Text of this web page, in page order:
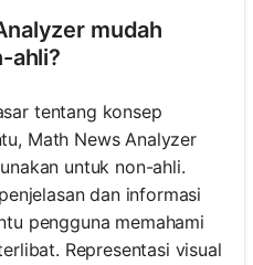
mudah
ahli?
tentang konsep
Math News Analyzer
untuk non-ahli.
dan informasi
pengguna memahami
Representasi visual